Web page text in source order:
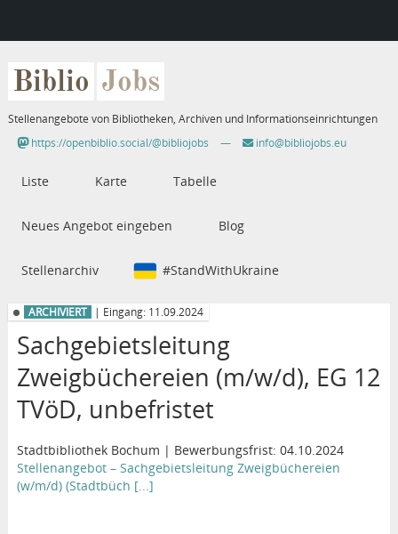
Biblio Jobs
Stellenangebote von Bibliotheken, Archiven und Informationseinrichtungen
https://openbiblio.social/@bibliojobs
— info@bibliojobs.eu
Liste Karte Tabelle
Neues Angebot eingeben Blog
Stellenarchiv #StandWithUkraine
ARCHIVIERT | Eingang: 11.09.2024
Sachgebietsleitung
Zweigbüchereien (m/w/d), EG 12
TVöD, unbefristet
Stadtbibliothek Bochum | Bewerbungsfrist: 04.10.2024
Stellenangebot – Sachgebietsleitung Zweigbüchereien
(w/m/d) (Stadtbüch [...]